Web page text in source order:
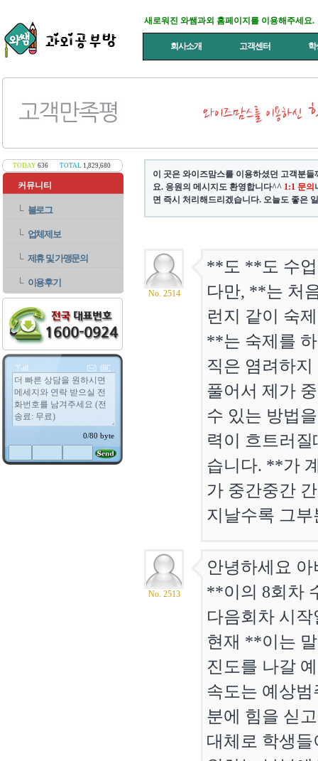
새로워진 와쌤과외 홈페이지를 이용해주세요.
회사소개 고객센터
이 곳은 와이즈맘스를 이용하셨던 고객분
요. 응원의 메시지도 환영합니다^^ 1:1 문의
면 즉시 처리해드리겠습니다. 오늘도 좋은
No. 2514
**도 **도 수
다만, **는 처
런지 같이 숙
**는 숙제를
직은 염려하
풀어서 제가
수 있는 방법
력이 흐트러
습니다. **가
가 중간중간
지날수록 그
No. 2513
안녕하세요
**이의 8회차
다음회차 시
현재 **이는
진도를 나갈
속도는 예상
분에 힘을 싣
대체로 학생
TODAY 636 TOTAL 1,829,680
커뮤니티
└ 블로그
└ 업체제보
└ 제휴 및 가맹문의
└ 이용후기